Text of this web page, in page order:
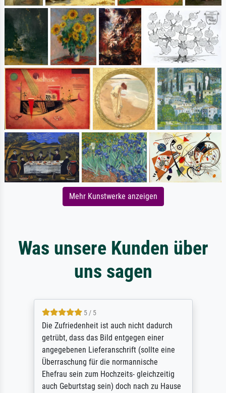
Mehr Kunstwerke anzeigen
Was unsere Kunden über
uns sagen
5 / 5
Die Zufriedenheit ist auch nicht dadurch
getrübt, dass das Bild entgegen einer
angegebenen Lieferanschrift (sollte eine
Überraschung für die normannische
Ehefrau sein zum Hochzeits- gleichzeitig
auch Geburtstag sein) doch nach zu Hause